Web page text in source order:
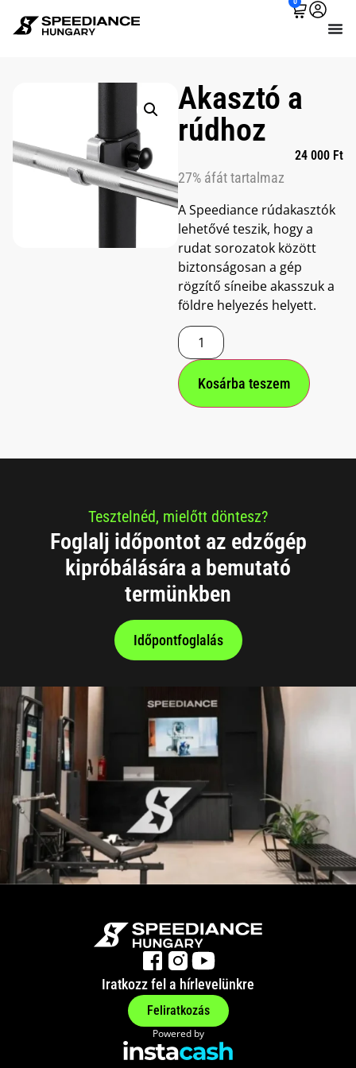
Akasztó a
rúdhoz
24 000 Ft
27% áfát tartalmaz
A Speediance rúdakasztók
lehetővé teszik, hogy a
rudat sorozatok között
biztonságosan a gép
rögzítő síneibe akasszuk a
földre helyezés helyett.
Kosárba teszem
Tesztelnéd, mielőtt döntesz?
Foglalj időpontot az edzőgép
kipróbálására a bemutató
termünkben
Időpontfoglalás
Iratkozz fel a hírlevelünkre
Feliratkozás
Powered by